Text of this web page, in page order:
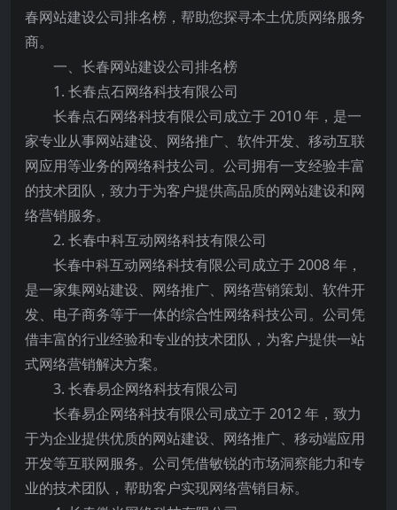
春网站建设公司排名榜，帮助您探寻本土优质网络服务
商。
一、长春网站建设公司排名榜
1. 长春点石网络科技有限公司
长春点石网络科技有限公司成立于 2010 年，是一
家专业从事网站建设、网络推广、软件开发、移动互联
网应用等业务的网络科技公司。公司拥有一支经验丰富
的技术团队，致力于为客户提供高品质的网站建设和网
络营销服务。
2. 长春中科互动网络科技有限公司
长春中科互动网络科技有限公司成立于 2008 年，
是一家集网站建设、网络推广、网络营销策划、软件开
发、电子商务等于一体的综合性网络科技公司。公司凭
借丰富的行业经验和专业的技术团队，为客户提供一站
式网络营销解决方案。
3. 长春易企网络科技有限公司
长春易企网络科技有限公司成立于 2012 年，致力
于为企业提供优质的网站建设、网络推广、移动端应用
开发等互联网服务。公司凭借敏锐的市场洞察能力和专
业的技术团队，帮助客户实现网络营销目标。